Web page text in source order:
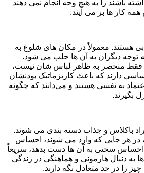
باشند را به هیچ وجه انجام نمی دهند
همه کار ها بر می آیند.
هستند. معمولاً در مکان های شلوغ به
توجه دیگران به آن ها جلب می شود.
فقط منحصر به ظاهر لباس شان نیست،
دارند که باعث کاریزماتیک بودنشان
به نفسی هستند و می‌دانند که چگونه
بگیرند.
باکلاس و جذاب دسته بندی می شوند.
در هر جایی که وارد می شوند، احساس
احساس سختی به آن ها دست بدهد، سریعاً
به دنبال هارمونی و هماهنگی در زندگی
را در حد متعادل نگه دارند.